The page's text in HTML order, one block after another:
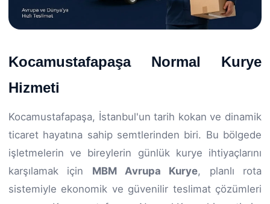
Kocamustafapaşa Normal Kurye
Hizmeti
Kocamustafapaşa, İstanbul'un tarih kokan ve dinamik
ticaret hayatına sahip semtlerinden biri. Bu bölgede
işletmelerin ve bireylerin günlük kurye ihtiyaçlarını
karşılamak için MBM Avrupa Kurye, planlı rota
sistemiyle ekonomik ve güvenilir teslimat çözümleri